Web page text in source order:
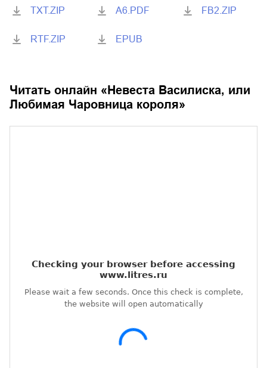
TXT.ZIP
RTF.ZIP
A6.PDF
EPUB
FB2.ZIP
Читать онлайн « Невеста Василиска, или
Любимая Чаровница короля»